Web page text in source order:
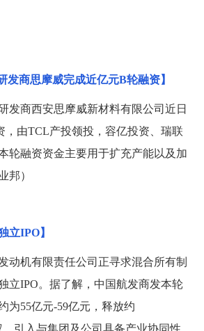
发商思摩威完成近亿元B轮融资】
发商西安思摩威新材料有限公司近日
，由TCL产投领投，容亿投资、瑞联
轮融资资金主要用于扩充产能以及加
邦）
立IPO】
动机有限责任公司正寻求混合所有制
立IPO。据了解，中国航发商发本轮
为55亿元-59亿元，释放约